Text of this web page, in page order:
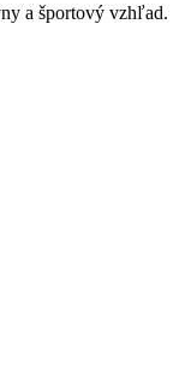
a športový vzhľad.